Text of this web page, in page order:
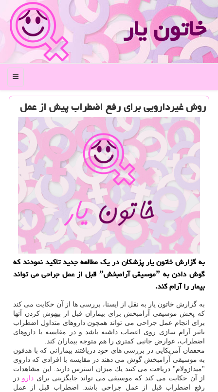
خاتون یار
منو
روش غیردارویی برای رفع اضطراب پیش از عمل
به گزارش خاتون یار پزشكان در یك مطالعه جدید تاكید نمودند كه
گوش دادن به ˮموسیقی آرامبخشˮ قبل از عمل جراحی می تواند
بیمار را آرام كند.
به گزارش خاتون یار به نقل از ایسنا، بررسی ها از آن حكایت می كند
كه پخش موسیقی آرامبخش برای بیماران قبل از بیهوش كردن آنها
برای انجام عمل جراحی می تواند همچون داروهای متداول اضطراب
تاثیر آرام سازی روی اعصاب داشته باشد و در مقایسه با داروهای
اضطراب، عوارض جانبی كمتری را هم متوجه بیماران كند.
محققان آمریكایی در بررسی های خود دریافتند بیمارانی كه با هدفون
به موسیقی آرامبخش گوش می دهند در مقایسه با افرادی كه داروی
"میدازولام" دریافت می كنند یك میزان استرس دارند. این مشاهدات
از آن حكایت می كند كه موسیقی می تواند جایگزینی برای دارو در
رفع اضطراب قبل از عمل جراحی باشد. اضطراب قبل از عمل